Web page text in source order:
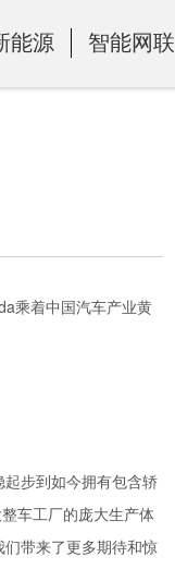
能源 智能网联
乘着中国汽车产业黄
步到如今拥有包含轿
车工厂的庞大生产体
带来了更多期待和惊